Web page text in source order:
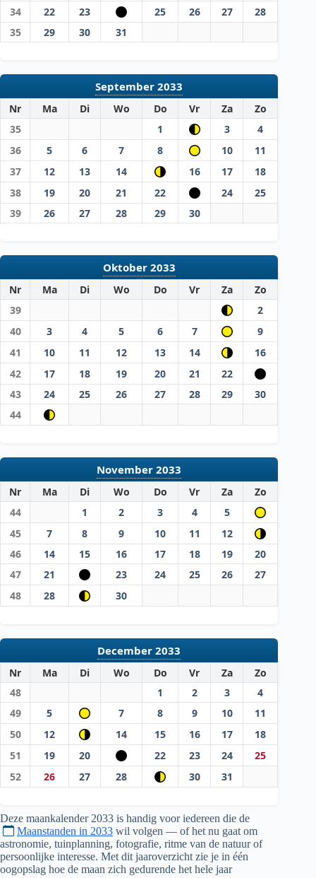
34
22 23 25 26 27
28
35
29 30 31
September 2033
Nr Ma Di Wo Do Vr Za
Zo
35
1 3
4
36
5 6 7 8 10
11
37
12 13 14 16 17
18
38
19 20 21 22 24
25
39
26 27 28 29 30
Oktober 2033
Nr Ma Di Wo Do Vr Za
Zo
39
2
40
3 4 5 6 7
9
41
10 11 12 13 14
16
42
17 18 19 20 21
22
43
24 25 26 27 28 29
30
44
November 2033
Nr Ma Di Wo Do Vr Za
Zo
44
1 2 3 4
5
45
7 8 9 10 11
12
46
14 15 16 17 18 19
20
47
21 23 24 25 26
27
48
28 30
December 2033
Nr Ma Di Wo Do Vr Za
Zo
48
1 2 3
4
49
5 7 8 9 10
11
50
12 14 15 16 17
18
51
19 20 22 23 24
25
52
26 27 28 30 31
Deze maankalender 2033 is handig voor iedereen die de
Maanstanden in 2033 wil volgen — of het nu gaat om
astronomie, tuinplanning, fotografie, ritme van de natuur of
persoonlijke interesse. Met dit jaaroverzicht zie je in één
oogopslag hoe de maan zich gedurende het hele jaar